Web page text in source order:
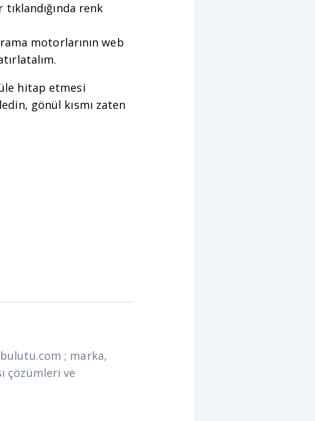
renk
motorlarının web
hitap etmesi
gönül kısmı zaten
; marka,
çözümleri ve